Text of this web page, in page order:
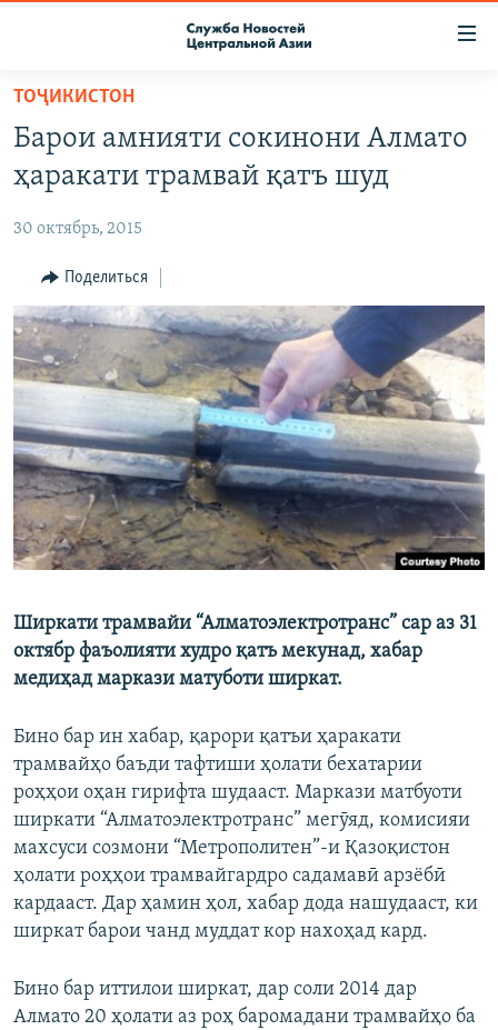
Вернуться
основному
содержанию
Вернутся
навигации
Вернутся
поиску
ПОДПИСКА
КОНТАКТЫ
RFE/RL ДИРЕКТ
НАСТОЯЩЕЕ ВРЕМЯ
МИГРАНТ МЕДИА
ТОҶИКИСТОН
Барои амнияти сокинони Алмато
ҳаракати трамвай қатъ шуд
30 октябрь, 2015
Поделиться
Ширкати трамвайи “Алматоэлектротранс” сар аз 31
октябр фаъолияти худро қатъ мекунад, хабар
медиҳад маркази матуботи ширкат.
Бино бар ин хабар, қарори қатъи ҳаракати
трамвайҳо баъди тафтиши ҳолати бехатарии
роҳҳои оҳан гирифта шудааст. Маркази матбуоти
ширкати “Алматоэлектротранс” мегӯяд, комисияи
махсуси созмони “Метрополитен”-и Қазоқистон
ҳолати роҳҳои трамвайгардро садамавӣ арзёбӣ
кардааст. Дар ҳамин ҳол, хабар дода нашудааст, ки
ширкат барои чанд муддат кор нахоҳад кард.
Бино бар иттилои ширкат, дар соли 2014 дар
Алмато 20 ҳолати аз роҳ баромадани трамвайҳо ба